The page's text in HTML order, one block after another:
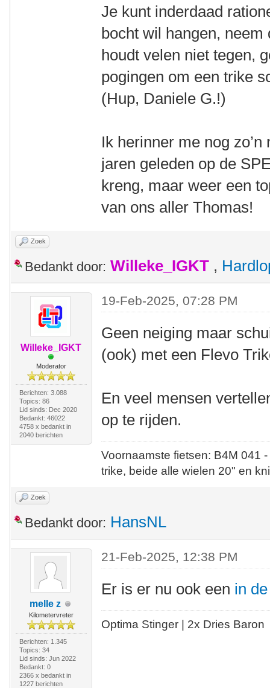
Je kunt inderdaad
bocht wil hangen,
houdt velen niet tegen,
pogingen om een trike
(Hup, Daniele G.!)
Ik herinner me nog
jaren geleden op de
kreng, maar weer een
van ons aller Thomas!
Zoek
Bedankt door: Willeke_IGKT ,
Willeke_IGKT
Moderator
Berichten: 3.088
Topics: 86
Lid sinds: Dec 2020
Bedankt: 46022
4758 x bedankt in
2040 berichten
19-Feb-2025, 07:28 PM
Geen neiging maar
(ook) met een Flevo
En veel mensen
op te rijden.
Voornaamste fietsen: B4M
trike, beide alle wielen 20" en
Zoek
Bedankt door: HansNL
melle z
Kilometervreter
Berichten: 1.345
Topics: 34
Lid sinds: Jun 2022
Bedankt: 0
2366 x bedankt in
1227 berichten
21-Feb-2025, 12:38 PM
Er is er nu ook een in
Optima Stinger | 2x Dries Baron